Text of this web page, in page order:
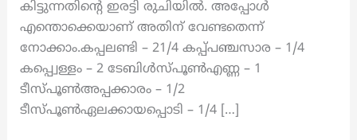
കിട്ടുന്നതിൻ്റെ ഇരട്ടി രുചിയിൽ. അപ്പോൾ
എന്തൊക്കെയാണ് അതിന് വേണ്ടതെന്ന്
നോക്കാം.കപ്പലണ്ടി – 21/4 കപ്പ്പഞ്ചസാര – 1/4
കപ്പ്വെള്ളം – 2 ടേബിൾസ്പൂൺഎണ്ണ – 1
ടീസ്പൂൺഅപ്പക്കാരം – 1/2
ടീസ്പൂൺഏലക്കായപ്പൊടി – 1/4 […]